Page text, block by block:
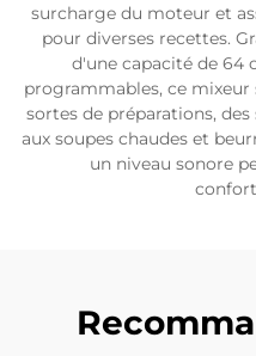
surcharge du moteur et
pour diverses recettes.
d'une capacité de 64
programmables, ce
sortes de préparations,
aux soupes chaudes et
un niveau sonore